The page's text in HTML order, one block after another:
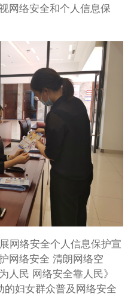
网络安全和个人信息保
网络安全个人信息保护宣
网络安全 清朗网络空
人民 网络安全靠人民》
的妇女群众普及网络安全